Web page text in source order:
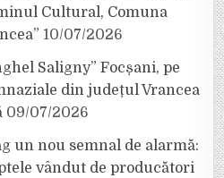
Cultural, Comuna
10/07/2026
Saligny” Focșani, pe
din județul Vrancea
09/07/2026
un nou semnal de alarmă:
vândut de producători